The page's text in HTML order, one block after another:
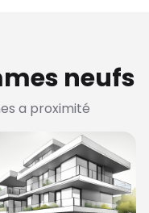
neufs
a proximité